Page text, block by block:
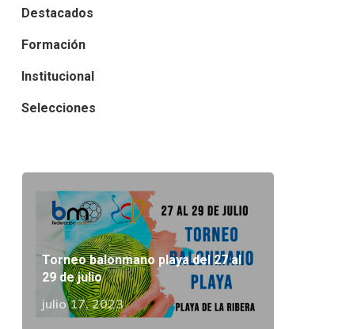
Destacados
Formación
Institucional
Selecciones
Torneo balonmano playa del 27 al
29 de julio
julio 17, 2023